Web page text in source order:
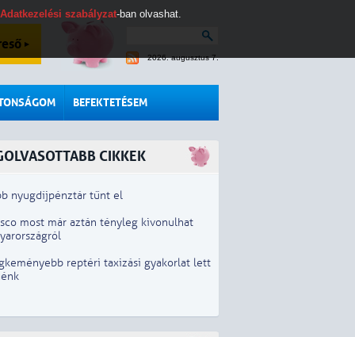
2026. augusztus 7.
BEFEKTETÉSEM
CIKKEK
nyugdíjpénztár tűnt el
most már aztán tényleg kivonulhat
reptéri taxizási gyakorlat lett
Adatkezelési szabályzat-ban olvashat.